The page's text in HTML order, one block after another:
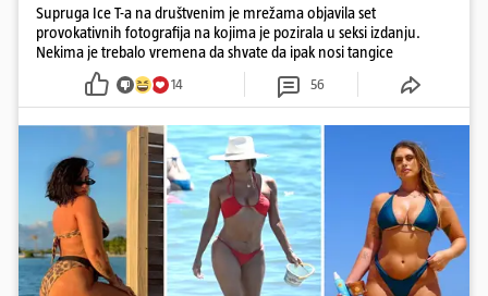
Supruga Ice T-a na društvenim je mrežama objavila set
provokativnih fotografija na kojima je pozirala u seksi izdanju.
Nekima je trebalo vremena da shvate da ipak nosi tangice
14 56